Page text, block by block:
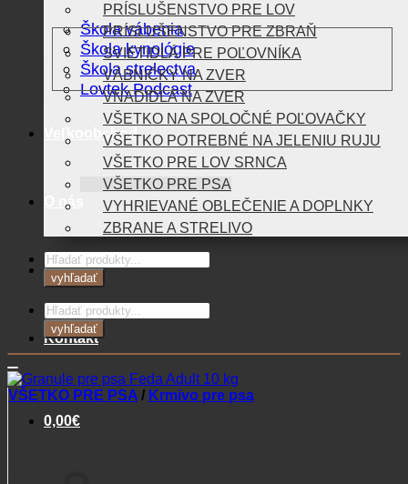
Škola vábenia
Škola kynológie
Škola strelectva
Lovtek Podcast
Veľkoobchod
O nás
Blog
Kontakt
0,00€
PRÍSLUŠENSTVO PRE LOV
PRÍSLUŠENSTVO PRE ZBRAŇ
SVIETIDLÁ PRE POĽOVNÍKA
VÁBNIČKY NA ZVER
VNADIDLÁ NA ZVER
VŠETKO NA SPOLOČNÉ POĽOVAČKY
VŠETKO POTREBNÉ NA JELENIU RUJU
VŠETKO PRE LOV SRNCA
VŠETKO PRE PSA
VYHRIEVANÉ OBLEČENIE A DOPLNKY
ZBRANE A STRELIVO
Products
search
vyhľadať
Products
search
vyhľadať
VŠETKO PRE PSA / Krmivo pre psa